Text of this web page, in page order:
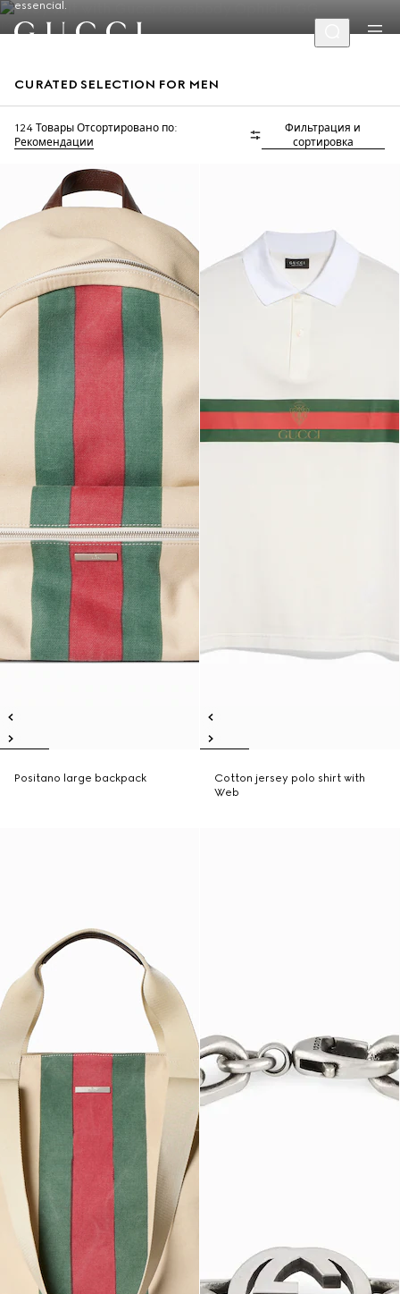
essencial.
CURATED SELECTION FOR MEN
124 Товары Отсортировано по:
Рекомендации
Фильтрация и
сортировка
Positano large backpack
Cotton jersey polo shirt with
Web